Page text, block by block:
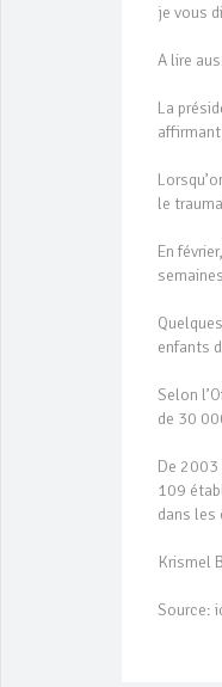
je vous
A lire
La
le
En
enfants
Selon
de 30
De 2003
109
dans les
Krismel
Source: